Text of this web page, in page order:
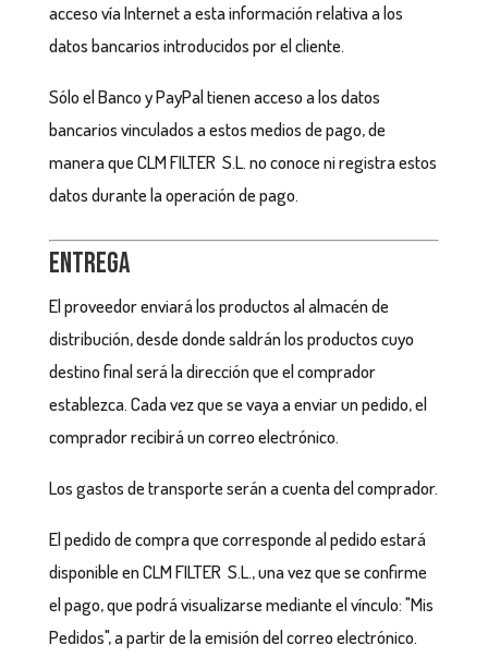
acceso vía Internet a esta información relativa a los
datos bancarios introducidos por el cliente.
Sólo el Banco y PayPal tienen acceso a los datos
bancarios vinculados a estos medios de pago, de
manera que CLM FILTER S.L. no conoce ni registra estos
datos durante la operación de pago.
Entrega
El proveedor enviará los productos al almacén de
distribución, desde donde saldrán los productos cuyo
destino final será la dirección que el comprador
establezca. Cada vez que se vaya a enviar un pedido, el
comprador recibirá un correo electrónico.
Los gastos de transporte serán a cuenta del comprador.
El pedido de compra que corresponde al pedido estará
disponible en CLM FILTER S.L., una vez que se confirme
el pago, que podrá visualizarse mediante el vínculo: "Mis
Pedidos", a partir de la emisión del correo electrónico.